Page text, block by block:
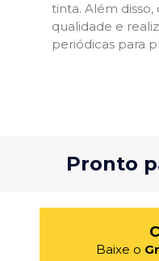
tinta. Além
qualidade e
periódicas para
Pronto
Baixe o